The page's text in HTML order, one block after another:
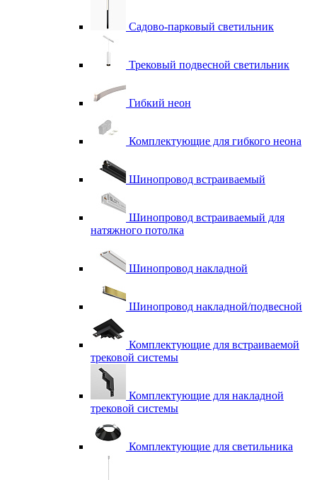
Садово-парковый светильник
Трековый подвесной светильник
Гибкий неон
Комплектующие для гибкого неона
Шинопровод встраиваемый
Шинопровод встраиваемый для
натяжного потолка
Шинопровод накладной
Шинопровод накладной/подвесной
Комплектующие для встраиваемой
трековой системы
Комплектующие для накладной
трековой системы
Комплектующие для светильника